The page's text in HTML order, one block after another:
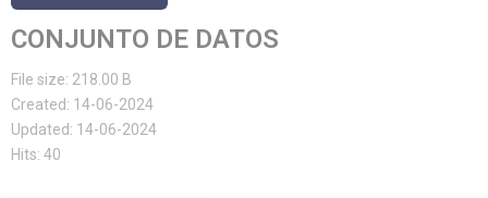
CONJUNTO DE DATOS
File size: 218.00 B
Created: 14-06-2024
Updated: 14-06-2024
Hits: 40